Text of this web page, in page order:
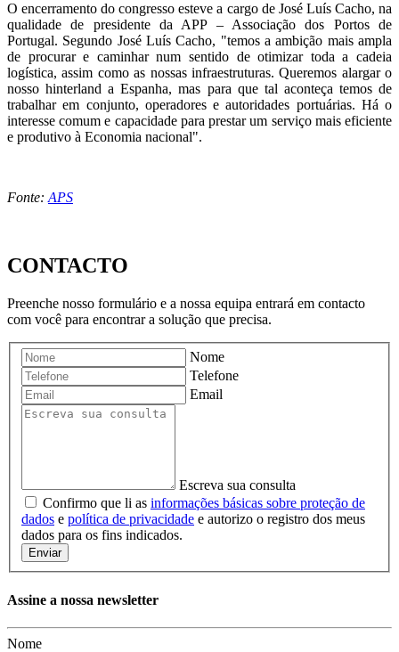
O encerramento do congresso esteve a cargo de José Luís Cacho, na
qualidade de presidente da APP – Associação dos Portos de
Portugal. Segundo José Luís Cacho, "temos a ambição mais ampla
de procurar e caminhar num sentido de otimizar toda a cadeia
logística, assim como as nossas infraestruturas. Queremos alargar o
nosso hinterland a Espanha, mas para que tal aconteça temos de
trabalhar em conjunto, operadores e autoridades portuárias. Há o
interesse comum e capacidade para prestar um serviço mais eficiente
e produtivo à Economia nacional".
Fonte: APS
CONTACTO
Preenche nosso formulário e a nossa equipa entrará em contacto
com você para encontrar a solução que precisa.
Nome
Telefone
Email
Escreva sua consulta
Confirmo que li as informações básicas sobre proteção de
dados e política de privacidade e autorizo ​​o registro dos meus
dados para os fins indicados.
Enviar
Assine a nossa newsletter
Nome